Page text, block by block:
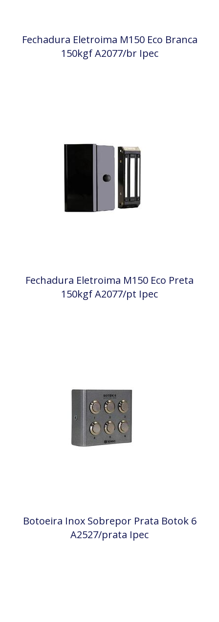
Fechadura Eletroima M150 Eco Branca
150kgf A2077/br Ipec
Fechadura Eletroima M150 Eco Preta
150kgf A2077/pt Ipec
Botoeira Inox Sobrepor Prata Botok 6
A2527/prata Ipec